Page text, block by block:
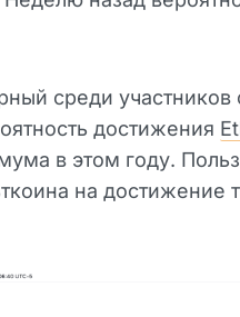
среди участников
достижения
в этом году.
на достижение